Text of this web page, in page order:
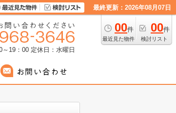
最終更新：2026年08月07日
00件
最近見た物件
00件
検討リスト
～19：00 定休日：水曜日